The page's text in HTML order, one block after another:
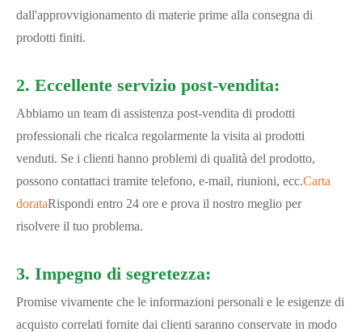
dall'approvvigionamento di materie prime alla consegna di
prodotti finiti.
2. Eccellente servizio post-vendita:
Abbiamo un team di assistenza post-vendita di prodotti
professionali che ricalca regolarmente la visita ai prodotti
venduti. Se i clienti hanno problemi di qualità del prodotto,
possono contattaci tramite telefono, e-mail, riunioni, ecc.Carta
dorataRispondi entro 24 ore e prova il nostro meglio per
risolvere il tuo problema.
3. Impegno di segretezza:
Promise vivamente che le informazioni personali e le esigenze di
acquisto correlati fornite dai clienti saranno conservate in modo